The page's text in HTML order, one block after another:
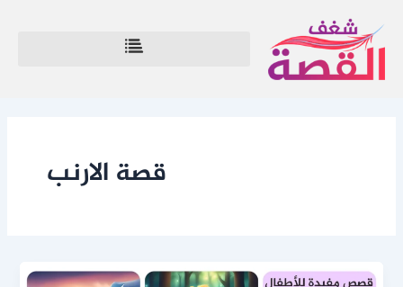
إلى
المحتوى
قصة الارنب